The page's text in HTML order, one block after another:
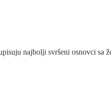
najbolji svršeni osnovci sa